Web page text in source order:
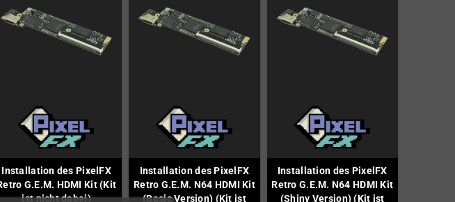
Installation des PixelFX
G.E.M. HDMI Kit (Kit
ist nicht dabei)
Installation des PixelFX
Retro G.E.M. N64 HDMI Kit
(Basic Version) (Kit ist
Installation des PixelFX
Retro G.E.M. N64 HDMI Kit
(Shiny Version) (Kit ist